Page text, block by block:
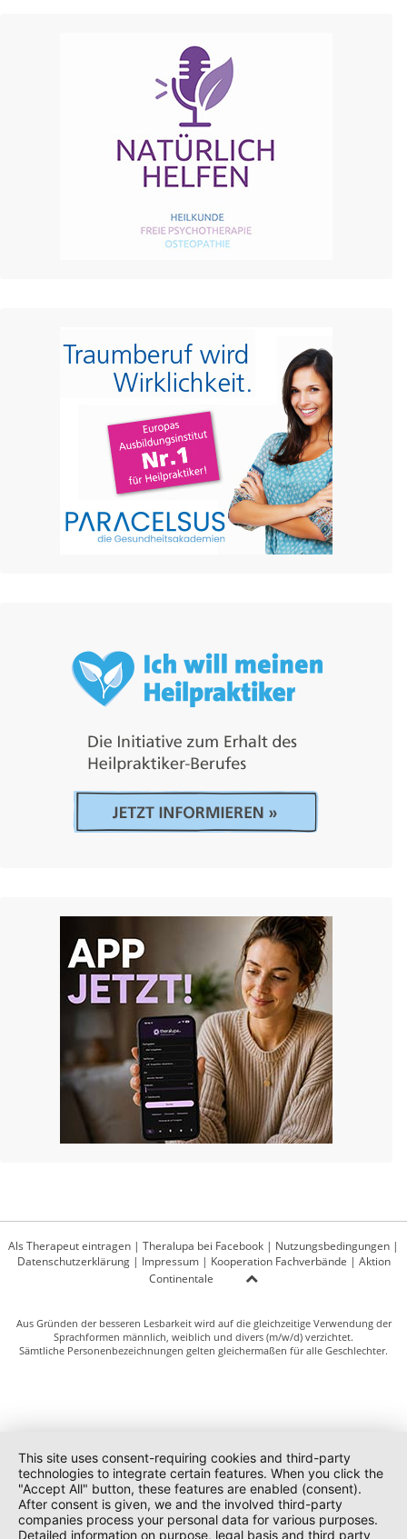
Als Therapeut eintragen | Theralupa bei Facebook | Nutzungsbedingungen |
Datenschutzerklärung| Impressum| Kooperation Fachverbände | Aktion
Continentale
Aus Gründen der besseren Lesbarkeit wird auf die gleichzeitige Verwendung der
Sprachformen männlich, weiblich und divers (m/w/d) verzichtet.
Sämtliche Personenbezeichnungen gelten gleichermaßen für alle Geschlechter.
This site uses consent-requiring cookies and third-party
technologies to integrate certain features. When you click the
"Accept All" button, these features are enabled (consent).
After consent is given, we and the involved third-party
companies process your personal data for various purposes.
Detailed information on purpose, legal basis and third party